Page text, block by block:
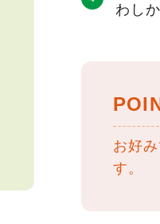
わし
お好
す。